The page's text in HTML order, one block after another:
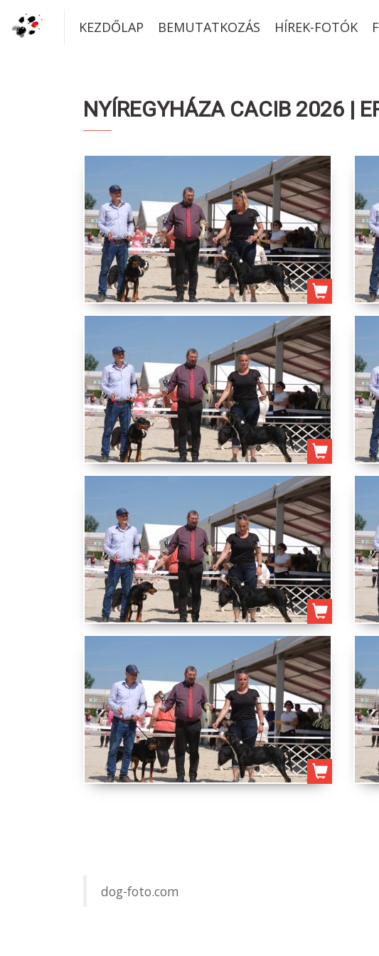
KEZDŐLAP BEMUTATKOZÁS HÍREK-FOTÓK
NYÍREGYHÁZA CACIB 2026 |
dog-foto.com